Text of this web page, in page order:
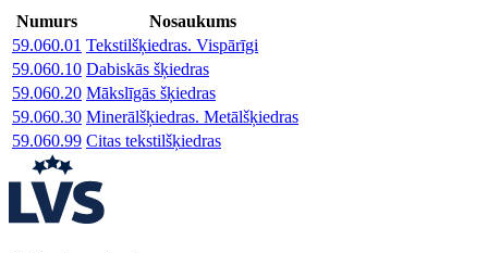
Numurs
Nosaukums
59.060.01 Tekstilšķiedras. Vispārīgi
59.060.10 Dabiskās šķiedras
59.060.20 Mākslīgās šķiedras
59.060.30 Minerālšķiedras. Metālšķiedras
59.060.99 Citas tekstilšķiedras